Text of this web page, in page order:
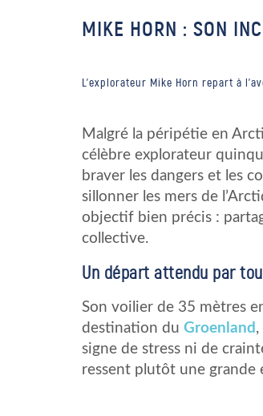
MIKE HORN : SON
L’explorateur Mike Horn repart à
Malgré la péripétie en
célèbre explorateur
braver les dangers et les
sillonner les mers de
objectif bien précis :
collective.
Un départ attendu par
Son voilier de 35 mètres
destination du Groenland
signe de stress ni de
ressent plutôt une grande